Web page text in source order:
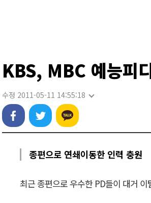
KBS, MBC 예능피
수정 2011-05-11 14:55:18
종편으로 연쇄이동한 인력 충원
최근 종편으로 우수한 PD들이 대거